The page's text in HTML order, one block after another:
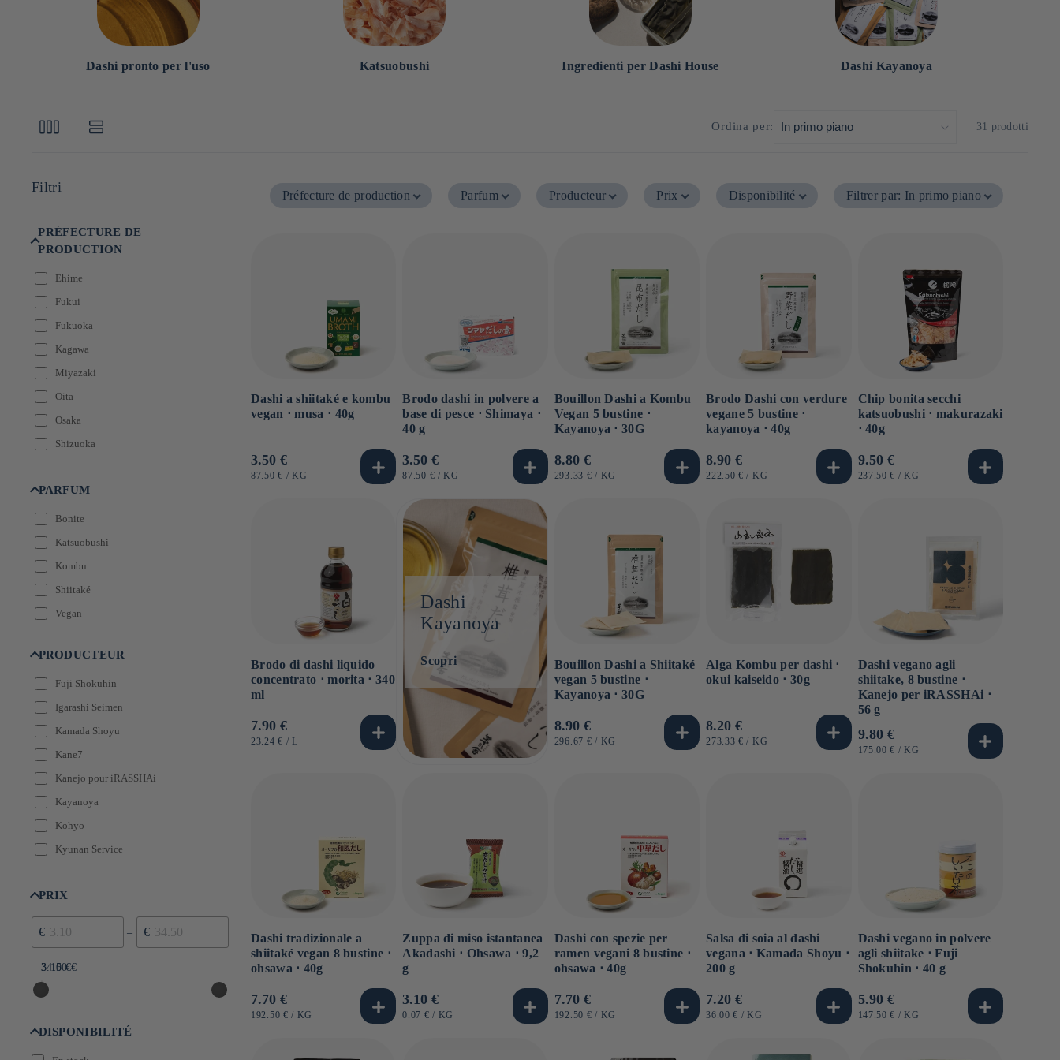
Dashi pronto per l'uso Katsuobushi Ingredienti per Dashi House Dashi Kayanoya
Ordina per: 31 prodotti
Filtri
PRÉFECTURE DE
PRODUCTION
Ehime
Fukui
Fukuoka
Kagawa
Miyazaki
Oita
Osaka
Shizuoka
Toyama
Yamaguchi
PARFUM
Bonite
Katsuobushi
Kombu
Shiitaké
Vegan
PRODUCTEUR
Fuji Shokuhin
Igarashi Seimen
Kamada Shoyu
Kane7
Kanejo pour iRASSHAi
Kayanoya
Kohyo
Kyunan Service
Marutomo
Matsuoka shiitake
Muso
Okui Kaiseido
PRIX
€ – €
3.10 €
34.50 €
DISPONIBILITÉ
Préfecture de production Parfum Producteur Prix Disponibilité Filtrer par: In primo piano
Dashi a shiitaké e kombu
vegan ⋅ musa ⋅ 40g
Prezzo
di
3.50 €
PREZZO
87.50 € / PER
KG
Brodo dashi in polvere a
base di pesce ⋅ Shimaya ⋅
40 g
Prezzo
di
3.50 €
PREZZO
87.50 € / PER
KG
Bouillon Dashi a Kombu
Vegan 5 bustine ⋅
Kayanoya ⋅ 30G
Prezzo
di
8.80 €
PREZZO
293.33 € / PER
KG
Brodo Dashi con verdure
vegane 5 bustine ⋅
kayanoya ⋅ 40g
Prezzo
di
8.90 €
PREZZO
222.50 € / PER
KG
Chip bonita secchi
katsuobushi ⋅ makurazaki
⋅ 40g
Prezzo
di
9.50 €
PREZZO
237.50 € / PER
KG
Brodo di dashi liquido
concentrato ⋅ morita ⋅ 340
ml
Prezzo
di
7.90 €
PREZZO
23.24 € / PER
L
Dashi
Kayanoya
Scopri
Bouillon Dashi a Shiitaké
vegan 5 bustine ⋅
Kayanoya ⋅ 30G
Prezzo
di
8.90 €
PREZZO
296.67 € / PER
KG
Alga Kombu per dashi ⋅
okui kaiseido ⋅ 30g
Prezzo
di
8.20 €
PREZZO
273.33 € / PER
KG
Dashi vegano agli
shiitake, 8 bustine ⋅
Kanejo per iRASSHAi ⋅
56 g
Prezzo
di
9.80 €
PREZZO
175.00 € / PER
KG
Dashi tradizionale a
shiitaké vegan 8 bustine ⋅
ohsawa ⋅ 40g
Prezzo
di
7.70 €
PREZZO
192.50 € / PER
KG
Zuppa di miso istantanea
Akadashi ⋅ Ohsawa ⋅ 9,2
g
Prezzo
di
3.10 €
PREZZO
0.07 € / PER
KG
Dashi con spezie per
ramen vegani 8 bustine ⋅
ohsawa ⋅ 40g
Prezzo
di
7.70 €
PREZZO
192.50 € / PER
KG
Salsa di soia al dashi
vegana ⋅ Kamada Shoyu ⋅
200 g
Prezzo
di
7.20 €
PREZZO
36.00 € / PER
KG
Dashi vegano in polvere
agli shiitake ⋅ Fuji
Shokuhin ⋅ 40 g
Prezzo
di
5.90 €
PREZZO
147.50 € / PER
KG